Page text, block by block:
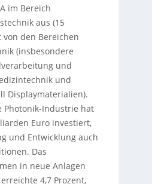
im Bereich
aus (15
von den Bereichen
(insbesondere
und
und
Displaymaterialien).
Photonik-Industrie hat
Euro investiert,
und Entwicklung auch
Das
in neue Anlagen
4,7 Prozent,